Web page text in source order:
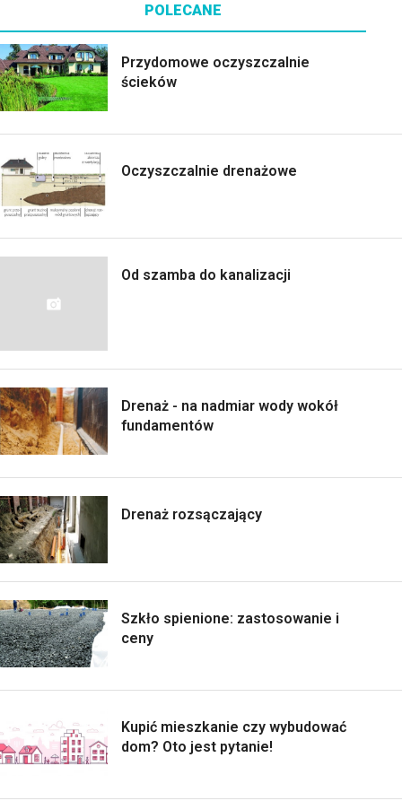
POLECANE
Przydomowe oczyszczalnie
ścieków
Oczyszczalnie drenażowe
Od szamba do kanalizacji
Drenaż - na nadmiar wody wokół
fundamentów
Drenaż rozsączający
Szkło spienione: zastosowanie i
ceny
Kupić mieszkanie czy wybudować
dom? Oto jest pytanie!